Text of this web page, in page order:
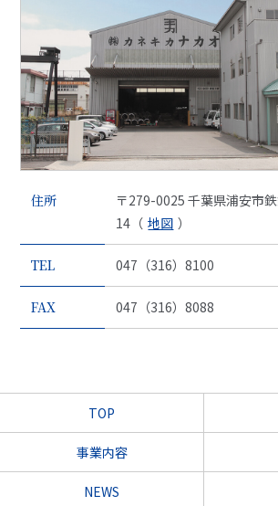
住所
〒279-0025 千葉県浦安市
14（ 地図 ）
TEL 047（316）8100
FAX 047（316）8088
TOP
事業内容
NEWS